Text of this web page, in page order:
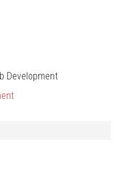
Development